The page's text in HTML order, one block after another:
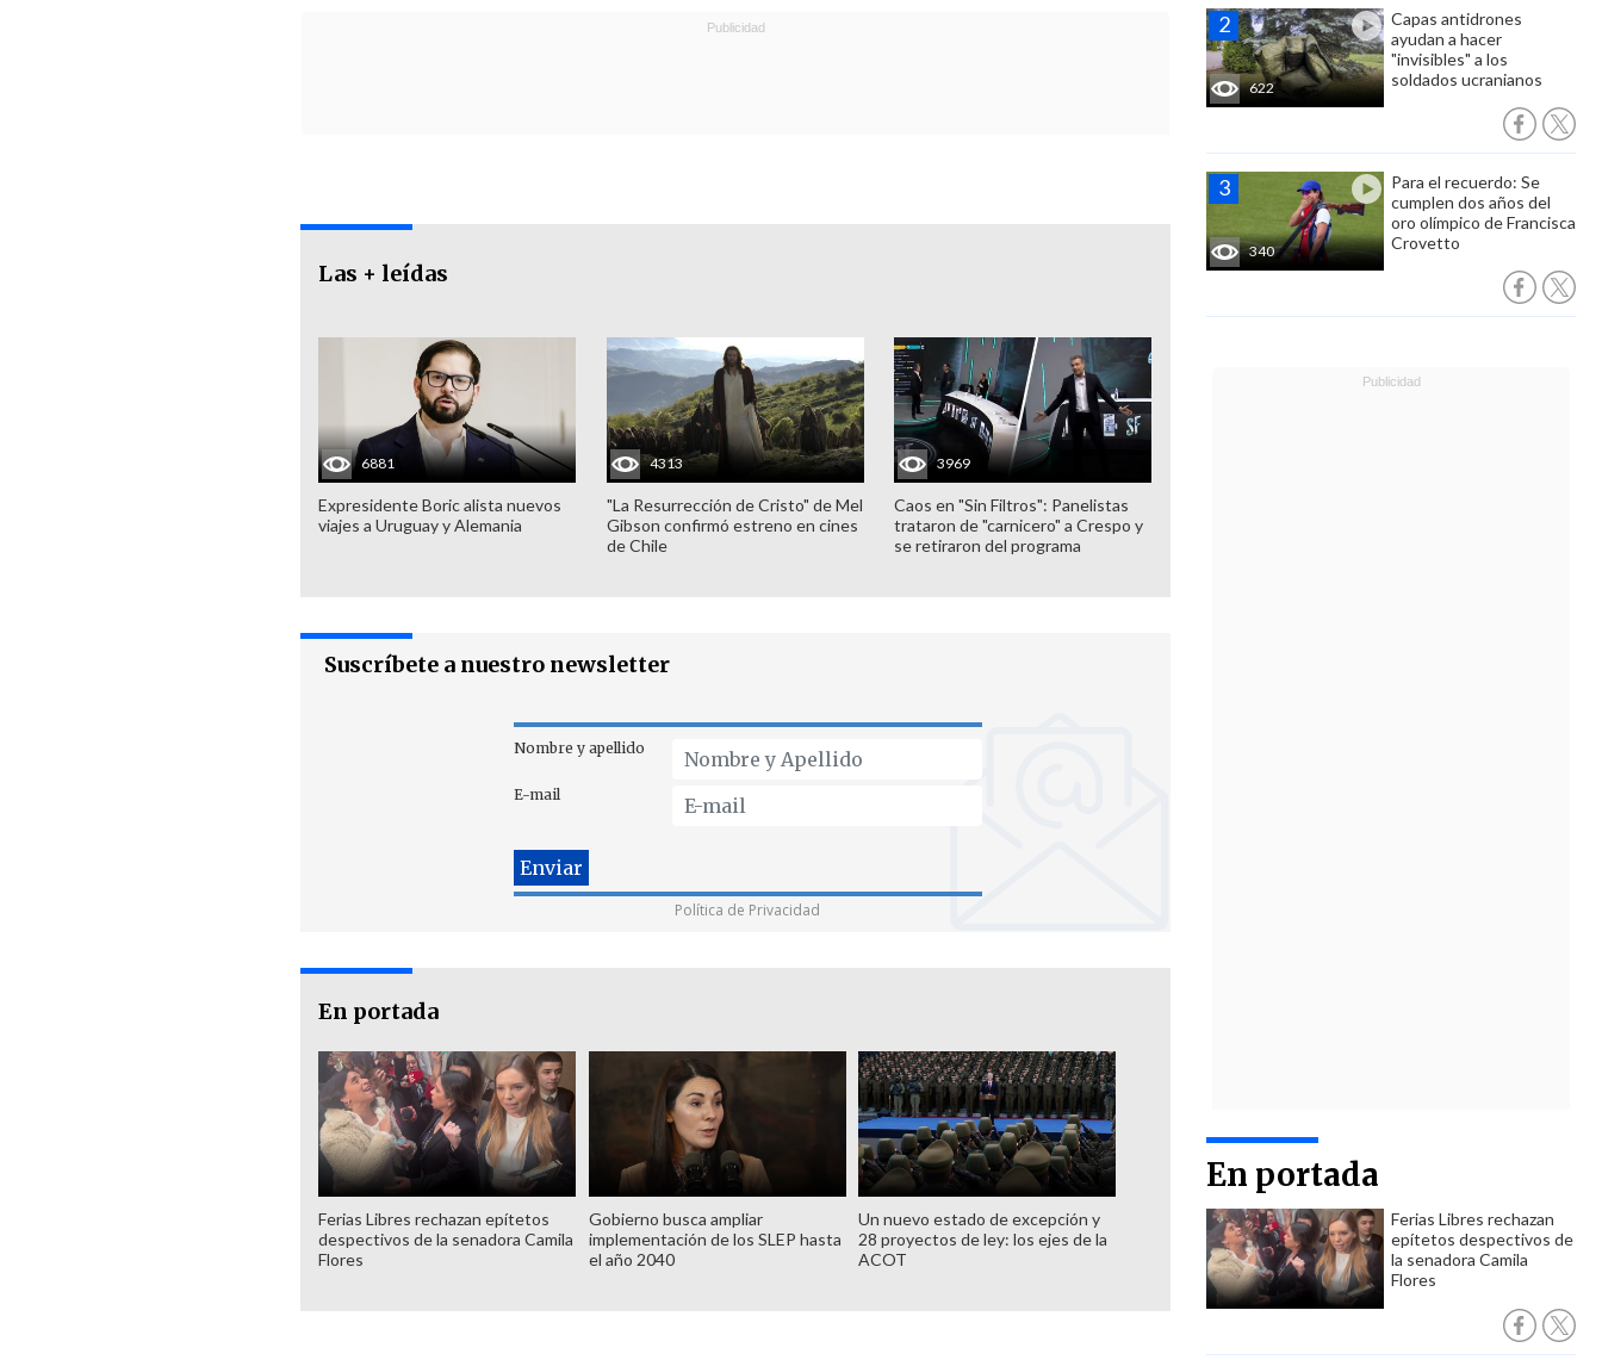
622
Capas antidrones
ayudan a hacer
"invisibles" a los
soldados ucranianos
340
Para el recuerdo: Se
cumplen dos años del
oro olímpico de Francisca
Crovetto
En portada
Ferias Libres rechazan
epítetos despectivos de
la senadora Camila
Flores
Las + leídas
6881
Expresidente Boric alista nuevos
viajes a Uruguay y Alemania
4313
"La Resurrección de Cristo" de Mel
Gibson confirmó estreno en cines
de Chile
3969
Caos en "Sin Filtros": Panelistas
trataron de "carnicero" a Crespo y
se retiraron del programa
Suscríbete a nuestro newsletter
Nombre y apellido
E-mail
Política de Privacidad
En portada
Ferias Libres rechazan epítetos
despectivos de la senadora Camila
Flores
Gobierno busca ampliar
implementación de los SLEP hasta
el año 2040
Un nuevo estado de excepción y
28 proyectos de ley: los ejes de la
ACOT